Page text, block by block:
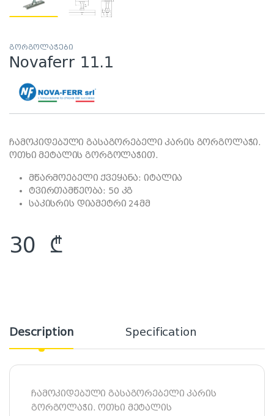
გორგოლაჭები
Novaferr 11.1
ჩამოკიდებული გასაგორებელი კარის გორგოლაჭი.
ოთხი მეტალის გორგოლაჭით.
მწარმოებელი ქვეყანა: იტალია
ტვირთამწეობა: 50 კგ
საკისრის დიამეტრი 24მმ
30 ₾
Description Specification
ჩამოკიდებული გასაგორებელი კარის
გორგოლაჭი. ოთხი მეტალის